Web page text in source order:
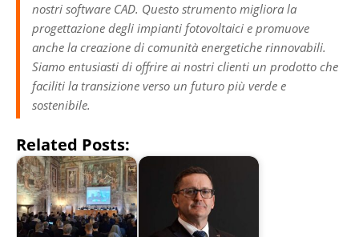
nostri software CAD. Questo strumento migliora la
progettazione degli impianti fotovoltaici e promuove
anche la creazione di comunità energetiche rinnovabili.
Siamo entusiasti di offrire ai nostri clienti un prodotto che
faciliti la transizione verso un futuro più verde e
sostenibile.
Related Posts: